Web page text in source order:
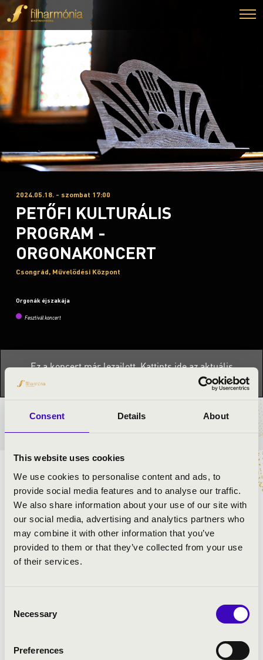
Consent Details About
This website uses cookies
We use cookies to personalise content and ads, to
provide social media features and to analyse our traffic.
We also share information about your use of our site with
our social media, advertising and analytics partners who
may combine it with other information that you’ve
provided to them or that they’ve collected from your use
of their services.
Selection
Necessary
Preferences
2024.05.18. - szombat 17:00
PETŐFI KULTURÁLIS
PROGRAM -
ORGONAKONCERT
Csongrád, Művelődési Központ
Orgonák éjszakája
Fesztivál koncert
Ez a koncert már lezajlott.Kattints ide az aktuális
Orgonák éjszakája »
BÉRLET- ÉS JEGYÁRAK
Az orgonakoncert a Petőfi Kulturális Program keretében
valósul meg az Orgonák éjszakáján.